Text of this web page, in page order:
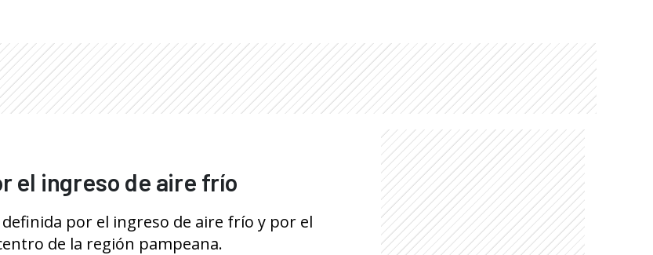
el ingreso de aire frío
por el ingreso de aire frío y por el
de la región pampeana.